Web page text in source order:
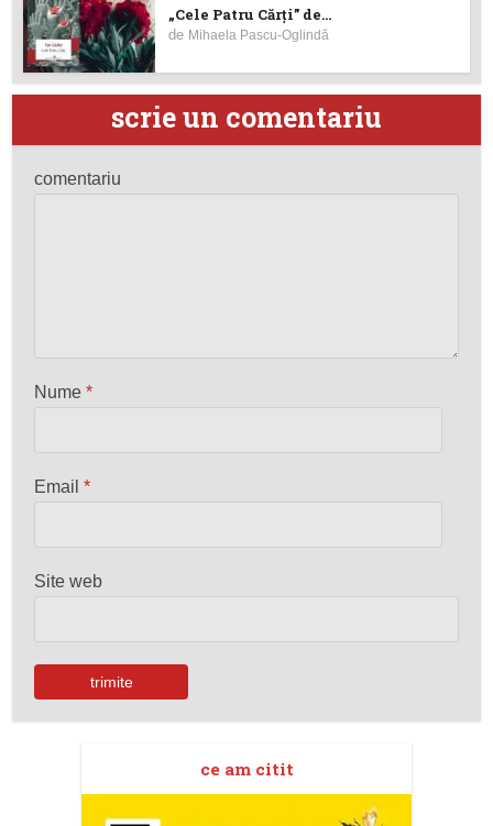
„Cele Patru Cărți” de...
de Mihaela Pascu-Oglindă
scrie un comentariu
comentariu
Nume*
Email*
Site web
ce am citit